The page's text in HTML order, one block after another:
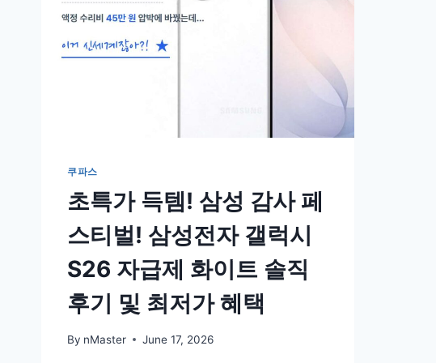
쿠파스
초특가 득템! 삼성 감사 페
스티벌! 삼성전자 갤럭시
S26 자급제 화이트 솔직
후기 및 최저가 혜택
By nMaster June 17, 2026